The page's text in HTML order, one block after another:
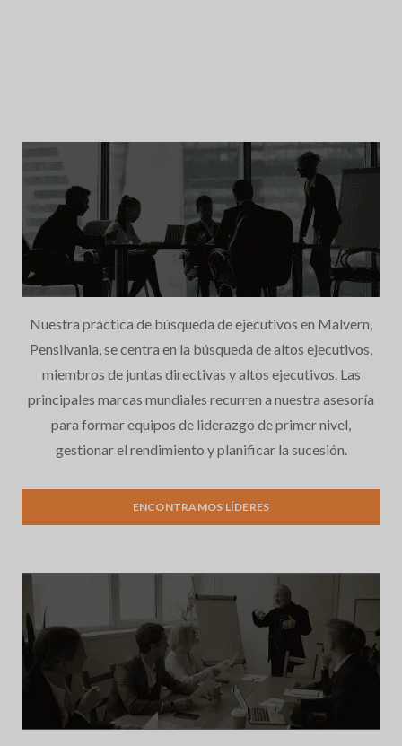
Nuestra práctica de búsqueda de ejecutivos en Malvern,
Pensilvania, se centra en la búsqueda de altos ejecutivos,
miembros de juntas directivas y altos ejecutivos. Las
principales marcas mundiales recurren a nuestra asesoría
para formar equipos de liderazgo de primer nivel,
gestionar el rendimiento y planificar la sucesión.
ENCONTRAMOS LÍDERES